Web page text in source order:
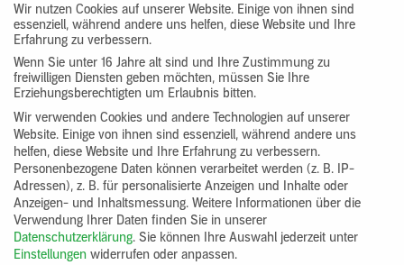
per
PayPal
Kreditkarte
Kategorien
Feine Oberflächen
Lehmputze
Lehm-Trockenbau
Wir nutzen Cookies auf unserer Website. Einige von ihnen sind
essenziell, während andere uns helfen, diese Website und Ihre
Erfahrung zu verbessern.
Wenn Sie unter 16 Jahre alt sind und Ihre Zustimmung zu
freiwilligen Diensten geben möchten, müssen Sie Ihre
Erziehungsberechtigten um Erlaubnis bitten.
Wir verwenden Cookies und andere Technologien auf unserer
Website. Einige von ihnen sind essenziell, während andere uns
helfen, diese Website und Ihre Erfahrung zu verbessern.
Personenbezogene Daten können verarbeitet werden (z. B. IP-
Adressen), z. B. für personalisierte Anzeigen und Inhalte oder
Anzeigen- und Inhaltsmessung. Weitere Informationen über die
Verwendung Ihrer Daten finden Sie in unserer
Datenschutzerklärung. Sie können Ihre Auswahl jederzeit unter
Einstellungen widerrufen oder anpassen.